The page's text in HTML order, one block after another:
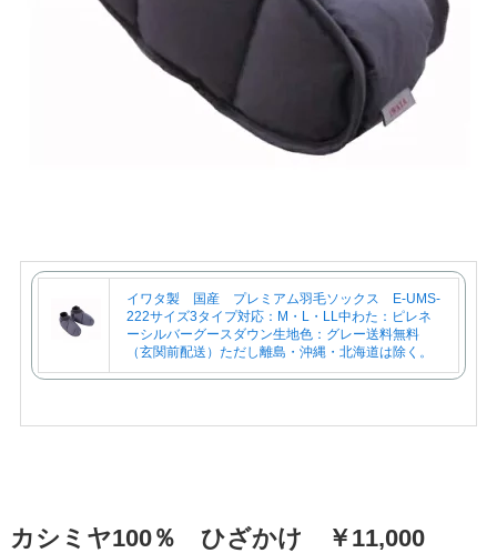
イワタ製 国産 プレミアム羽毛ソックス E-UMS-
222サイズ3タイプ対応：M・L・LL中わた：ピレネ
ーシルバーグースダウン生地色：グレー送料無料
（玄関前配送）ただし離島・沖縄・北海道は除く。
カシミヤ100％ ひざかけ ￥11,000